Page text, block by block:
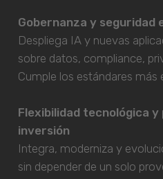
Gobernanza y seguridad
Despliega IA y nuevas
sobre datos, compliance,
Cumple los estándares más
Flexibilidad tecnológica
inversión
Integra, moderniza y
sin depender de un solo